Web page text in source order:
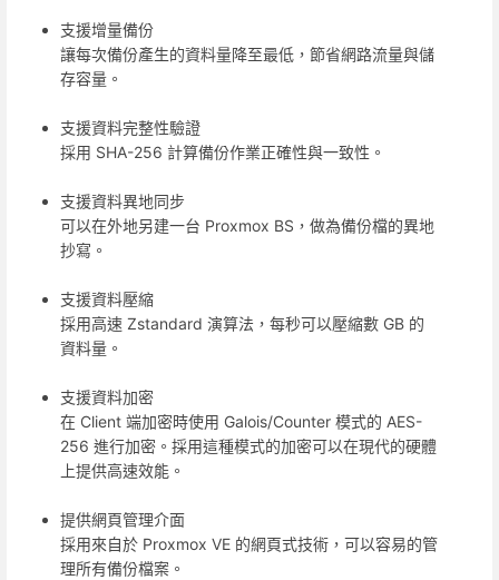
支援增量備份
讓每次備份產生的資料量降至最低，節省網路流量與儲
存容量。
支援資料完整性驗證
採用 SHA-256 計算備份作業正確性與一致性。
支援資料異地同步
可以在外地另建一台 Proxmox BS，做為備份檔的異地
抄寫。
支援資料壓縮
採用高速 Zstandard 演算法，每秒可以壓縮數 GB 的
資料量。
支援資料加密
在 Client 端加密時使用 Galois/Counter 模式的 AES-
256 進行加密。採用這種模式的加密可以在現代的硬體
上提供高速效能。
提供網頁管理介面
採用來自於 Proxmox VE 的網頁式技術，可以容易的管
理所有備份檔案。